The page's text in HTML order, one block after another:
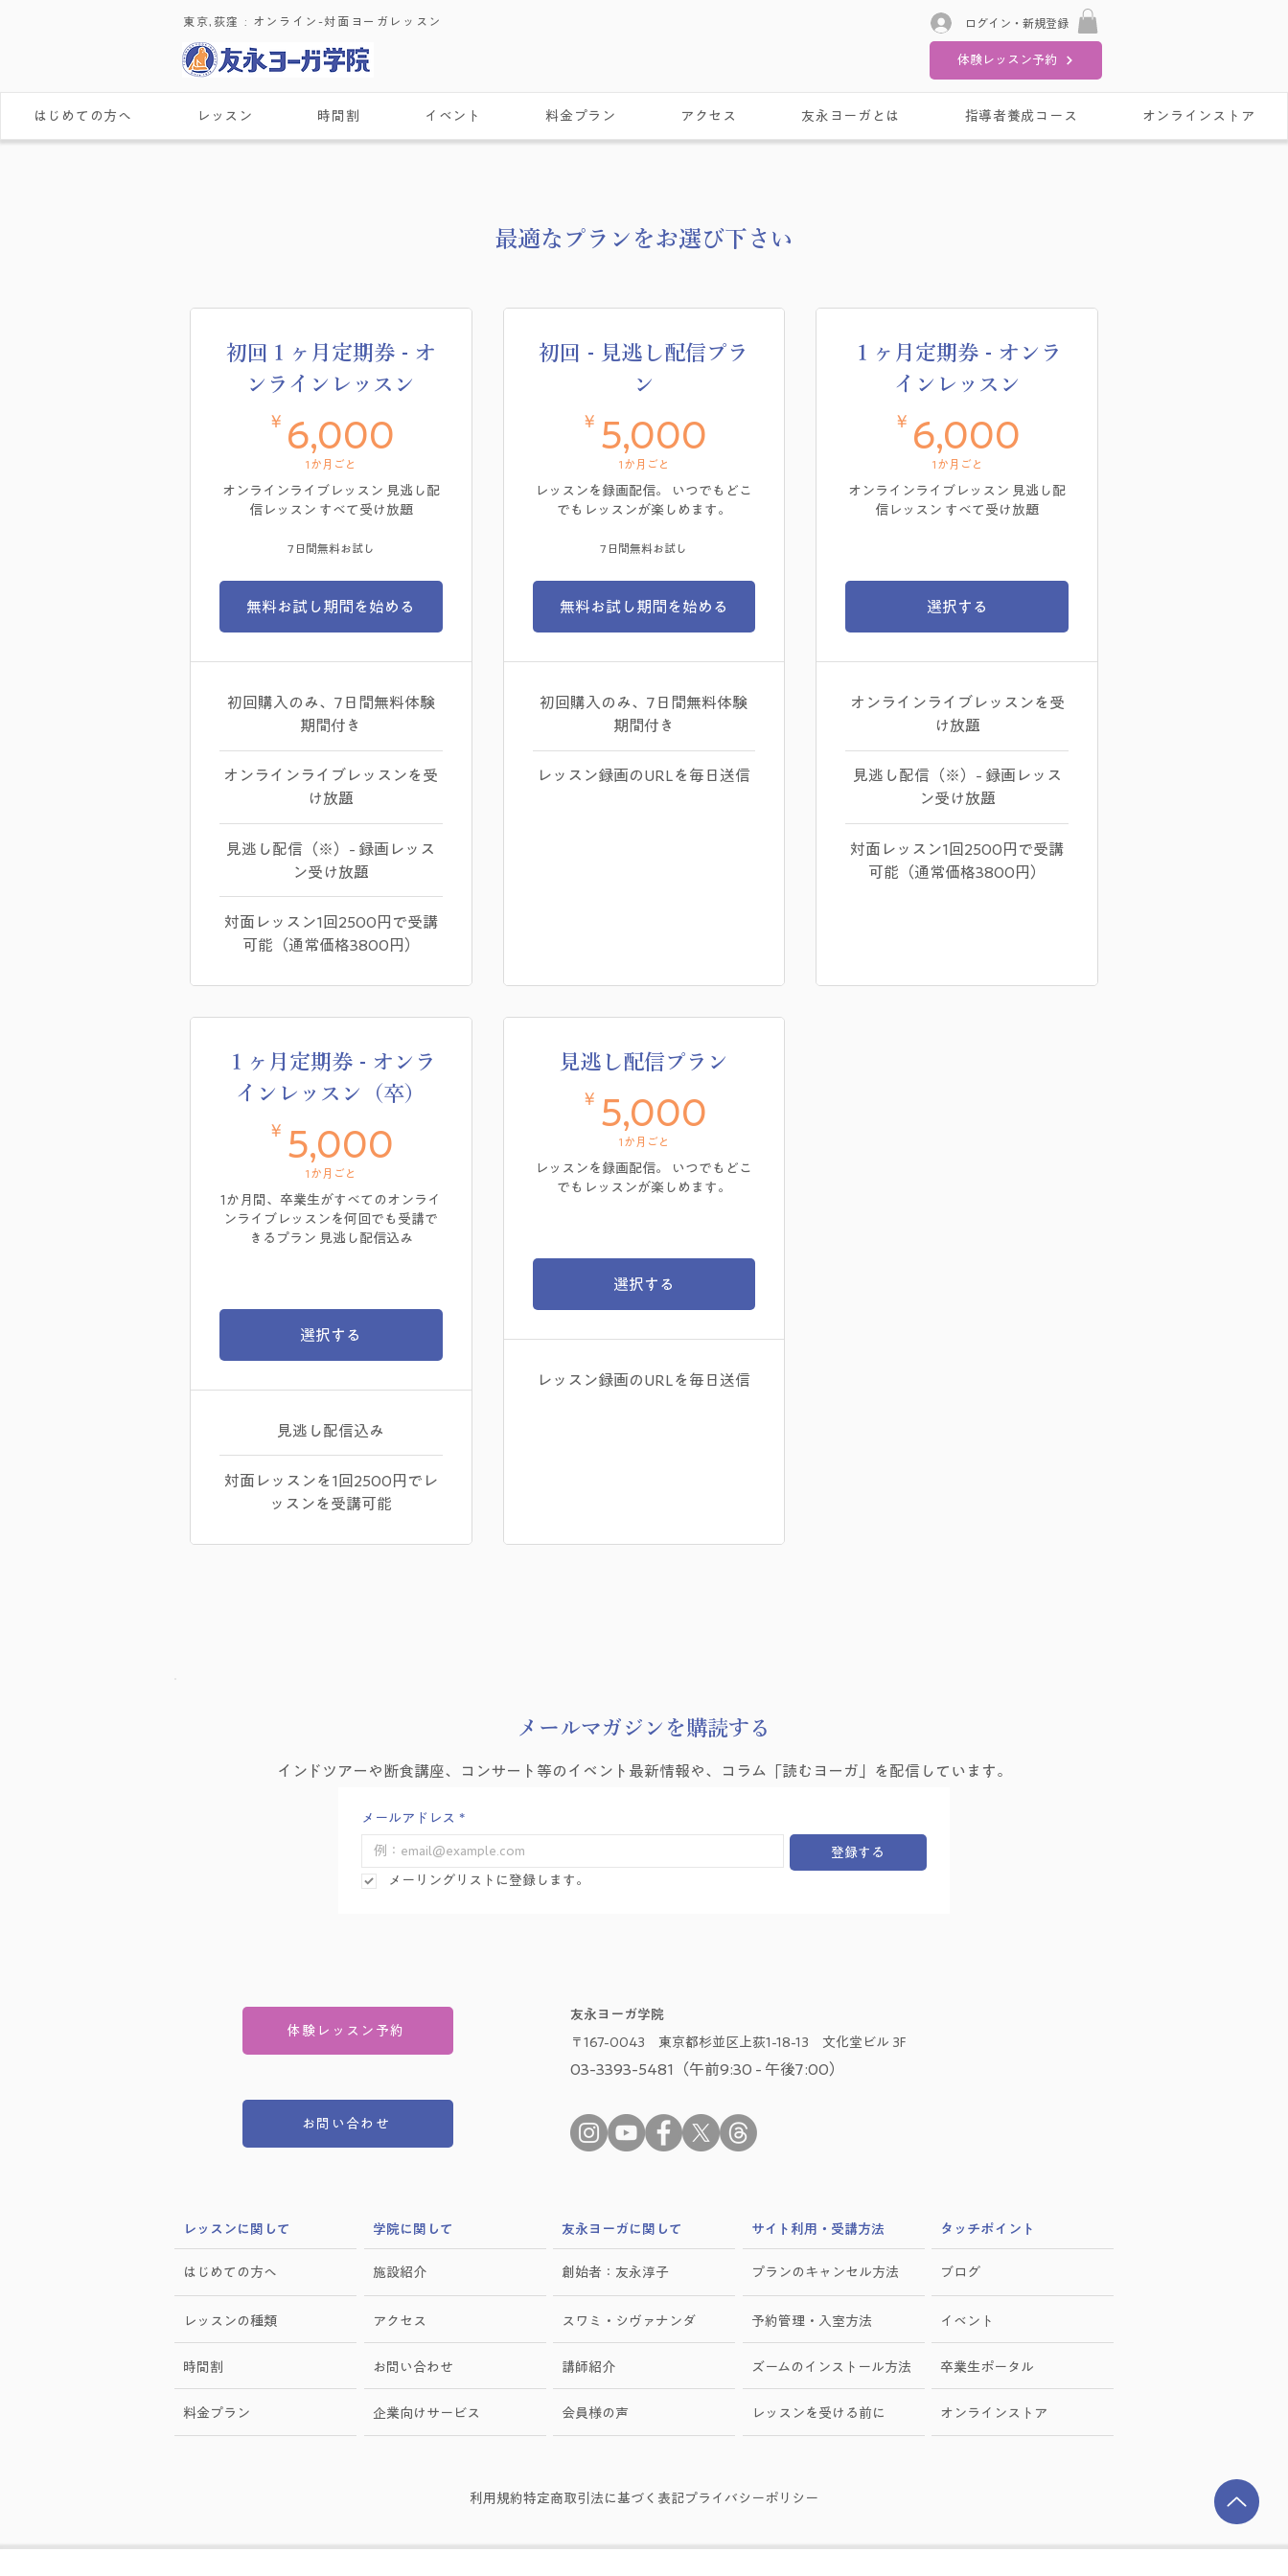
東京,荻窪 : ​オンライン-対面ヨーガレッスン ログイン・新規登録
体験レッスン予約
はじめての方へ レッスン 時間割 イベント 料金プラン アクセス 友永ヨーガとは 指導者養成コース オンラインストア
最適なプランをお選び下さい
初回１ヶ月定期券 - オ
ンラインレッスン
￥ 6,000
1か月ごと
オンラインライブレッスン 見逃し配
信レッスン すべて受け放題
7日間無料お試し
無料お試し期間を始める
初回購入のみ、7日間無料体験
期間付き
オンラインライブレッスンを受
け放題
見逃し配信（※）- 録画レッス
ン受け放題
対面レッスン1回2500円で受講
可能（通常価格3800円）
初回 - 見逃し配信プラ
ン
￥ 5,000
1か月ごと
レッスンを録画配信。 いつでもどこ
でもレッスンが楽しめます。
7日間無料お試し
無料お試し期間を始める
初回購入のみ、7日間無料体験
期間付き
レッスン録画のURLを毎日送信
１ヶ月定期券 - オンラ
インレッスン
￥ 6,000
1か月ごと
オンラインライブレッスン 見逃し配
信レッスン すべて受け放題
選択する
オンラインライブレッスンを受
け放題
見逃し配信（※）- 録画レッス
ン受け放題
対面レッスン1回2500円で受講
可能（通常価格3800円）
１ヶ月定期券 - オンラ
インレッスン（卒）
￥ 5,000
1か月ごと
1か月間、卒業生がすべてのオンライ
ンライブレッスンを何回でも受講で
きるプラン 見逃し配信込み
選択する
見逃し配信込み
対面レッスンを1回2500円でレ
ッスンを受講可能
見逃し配信プラン
￥ 5,000
1か月ごと
レッスンを録画配信。 いつでもどこ
でもレッスンが楽しめます。
選択する
レッスン録画のURLを毎日送信
​メールマガジンを購読する
インドツアーや断食講座、コンサート等のイベント最新情報や、コラム「読むヨーガ」を配信しています。
メールアドレス *
登録する
メーリングリストに登録します。
体験レッスン予約
お問い合わせ
友永ヨーガ学院
〒167-0043 東京都杉並区上荻1-18-13 文化堂ビル 3F
03-3393-5481（午前9:30 - 午後7:00）
​レッスンに関して
はじめての方へ
レッスンの種類
時間割
料金プラン
学院に関して
施設紹介
アクセス
お問い合わせ
​企業向けサービス
​友永ヨーガに関して
創始者：友永淳子
スワミ・シヴァナンダ
講師紹介
会員様の声
サイト利用・受講方法
プランのキャンセル方法
予約管理・入室方法
ズームのインストール方法
レッスンを受ける前に
​タッチポイント
ブログ
イベント
卒業生ポータル
オンラインストア
利用規約特定商取引法に基づく表記プライバシーポリシー